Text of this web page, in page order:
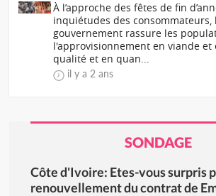
À l’approche des fêtes de fin
inquiétudes des consommateurs,
gouvernement rassure les
l'approvisionnement en viande et
qualité et en quan...
il y a 2 ans
SONDAGE
Côte d'Ivoire: Etes-vous surpris
renouvellement du contrat de